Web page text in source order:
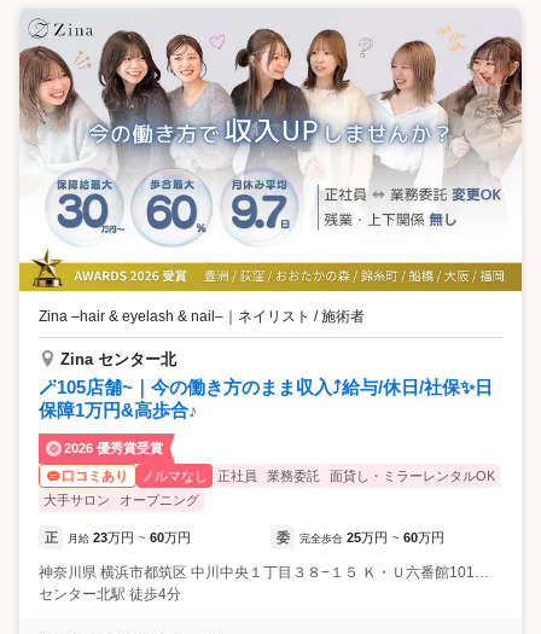
Zina –hair & eyelash & nail– ネイリスト / 施術者
Zina センター北
🪄105店舗~｜今の働き方のまま収入⤴️給与/休日/社保✨日
保障1万円&高歩合♪
2026 優秀賞受賞
口コミあり
ノルマなし 正社員 業務委託
面貸し・ミラーレンタルOK
大手サロン
オープニング
正 月給 23万円 ~ 60万円 委 完全歩合 25万円 ~ 60万円
神奈川県 横浜市都筑区 中川中央１丁目３８−１５ Ｋ・Ｕ六番館101号室
センター北駅 徒歩4分